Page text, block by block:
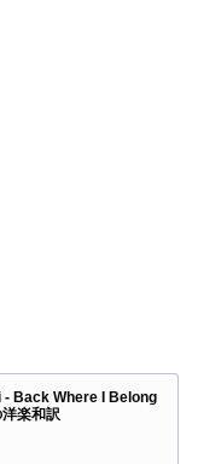
Back Where I Belong
楽和訳